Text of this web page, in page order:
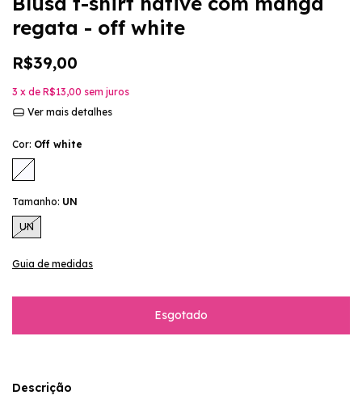
regata - off white
R$39,00
3 x de R$13,00 sem juros
Ver mais detalhes
Cor: Off white
Tamanho: UN
UN
Guia de medidas
Descrição